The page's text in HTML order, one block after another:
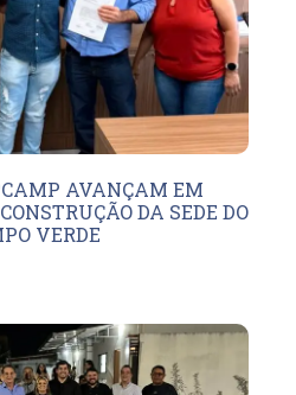
AVANÇAM EM
DA SEDE DO
VERDE